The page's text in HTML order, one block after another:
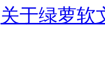
关于绿萝软